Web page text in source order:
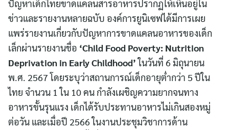
ปัญหาเด็กไทยขาดแคลนสารอาหารปรากฏให้เห็นอยู่ใน
ข่าวและรายงานหลายฉบับ องค์การยูนิเซฟได้มีการเผย
แพร่รายงานเกี่ยวกับปัญหาการขาดแคลนอาหารของเด็ก
เล็กผ่านรายงานชื่อ ‘Child Food Poverty: Nutrition
Deprivation in Early Childhood’ในวันที่ 6 มิถุนายน
พ.ศ. 2567 โดยระบุว่าสถานการณ์เด็กอายุต่ำกว่า 5 ปีใน
ไทย จำนวน 1 ใน 10 คน กำลังเผชิญความยากจนทาง
อาหารขั้นรุนแรง เด็กได้รับประทานอาหารไม่เกินสองหมู่
ต่อวัน และเมื่อปี 2566 ในงานประชุมวิชาการด้าน